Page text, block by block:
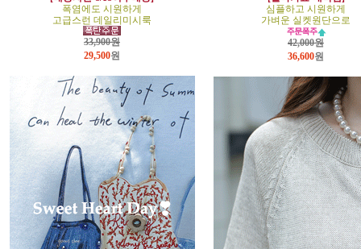
폭염에도 시원하게
고급스런 데일리미시룩
33,900원
29,500원
심플하고 시원하게
가벼운 실켓원단으로
42,000원
36,600원